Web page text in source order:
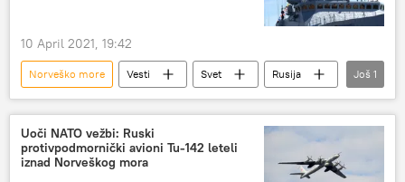
10 April 2021, 19:42
Norveško more Vesti Svet
Rusija
fregata
Još 1
Uoči NATO vežbi: Ruski
protivpodmornički avioni Tu-142 leteli
iznad Norveškog mora